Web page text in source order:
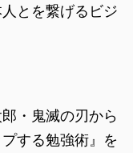
とを繋げるビジ
・鬼滅の刃から
する勉強術』を